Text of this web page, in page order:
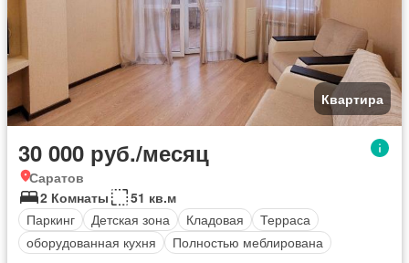
Квартира
30 000 руб./месяц
Саратов
2 Комнаты
51 кв.м
Паркинг
Детская зона Кладовая
Терраса
оборудованная кухня
Полностью меблирована